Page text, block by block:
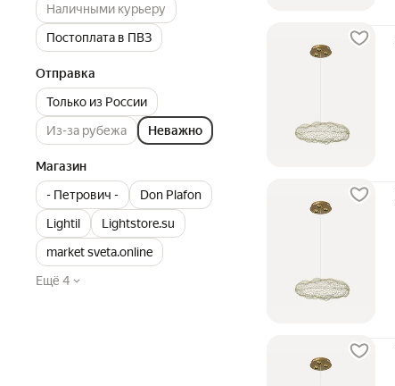
Наличными курьеру
Постоплата в ПВЗ
Отправка
Только из России
Из-за рубежа
Неважно
Магазин
- Петрович -
Don Plafon
Lightil
Lightstore.su
market sveta.online
Ещё 4